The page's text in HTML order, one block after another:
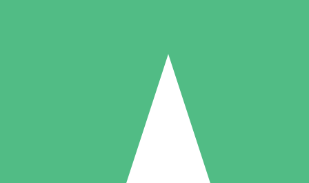
Individuelle Credit-Pakete
nach Bedarf mit Download-Credits. Keine monatliche Verpflichtung